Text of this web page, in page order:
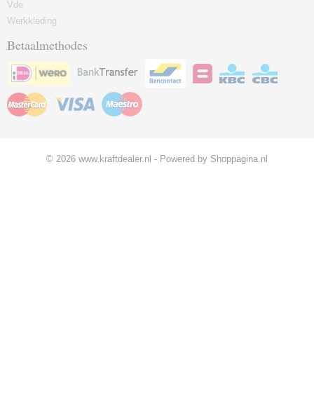
Vde
Werkkleding
Betaalmethodes
© 2026 www.kraftdealer.nl - Powered by Shoppagina.nl